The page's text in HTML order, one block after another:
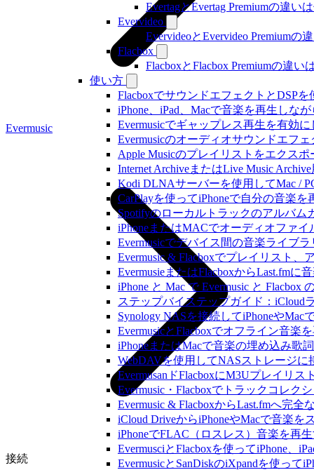
EvertagとEvertag Premiumの違い
Evervideo
EvervideoとEvervideo Premiumの
Flacbox
FlacboxとFlacbox Premiumの違い
使い方
FlacboxでサウンドエフェクトとDSPを
iPhone、iPad、Macで音楽を再生しな
Evermusicでギャップレス再生を有効
Evermusicのオーディオサウンドエフ
Apple Musicのプレイリストをエクス
Internet ArchiveまたはLive Music
Kodi DLNAサーバーを使用してMac /
CarPlayを使ってiPhoneで自分の音楽を
Spotifyのローカルトラックのアルバ
iPhoneまたはMACでオーディオファ
Evermusicでデバイス間の音楽ライブ
Evermusic & Flacboxでプレイリスト
EvermusieまたはFlacboxからLast.fmに
iPhone と Mac で Evermusic と
ステップバイステップガイド：iCloud
Synology NASを接続してiPhoneやMac
EvermusicとFlacboxでオフライン音楽
iPhoneまたはMacで音楽の埋め込み歌
WebDAVを使用してNASストレージに
EvermusanドFlacboxにM3Uプレイリ
Evermusic・Flacboxでトラックコレク
Evermusic & FlacboxからLast.fmへ完
iCloud DriveからiPhoneやMacで音楽を
iPhoneでFLAC（ロスレス）音楽を再
EvermusciとFlacboxを使ってiPhone、
EvermusicとSanDiskのiXpandを使っ
Evermusic
接続